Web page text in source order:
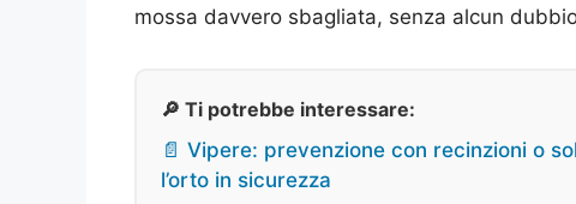
mossa davvero sbagliata, senza alcun
🔎 Ti potrebbe interessare:
📄 Vipere: prevenzione con recinzioni o
l’orto in sicurezza